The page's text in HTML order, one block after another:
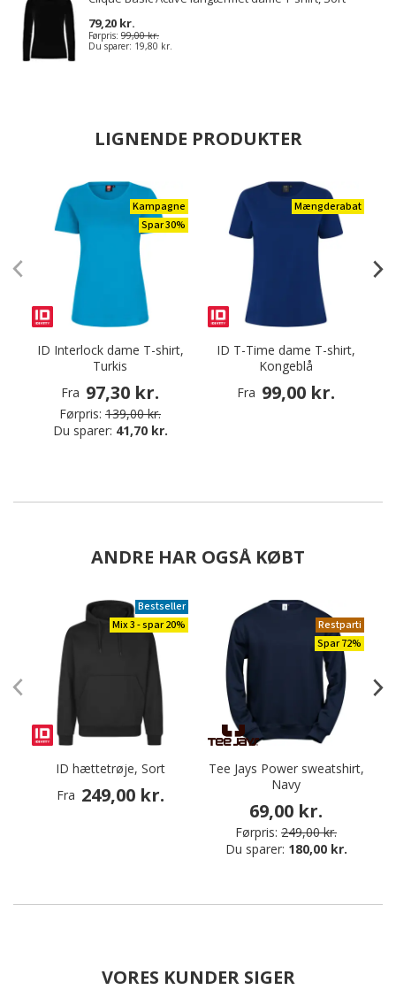
79,20 kr.
Førpris: 99,00 kr.
Du sparer: 19,80 kr.
LIGNENDE PRODUKTER
Kampagne
Spar 30%
ID Interlock dame T-shirt,
Turkis
Fra 97,30 kr.
Førpris: 139,00 kr.
Du sparer: 41,70 kr.
Mængderabat
ID T-Time dame T-shirt,
Kongeblå
Fra 99,00 kr.
ANDRE HAR OGSÅ KØBT
Bestseller
Mix 3 - spar 20%
ID hættetrøje, Sort
Fra 249,00 kr.
Restparti
Spar 72%
Tee Jays Power sweatshirt,
Navy
69,00 kr.
Førpris: 249,00 kr.
Du sparer: 180,00 kr.
VORES KUNDER SIGER